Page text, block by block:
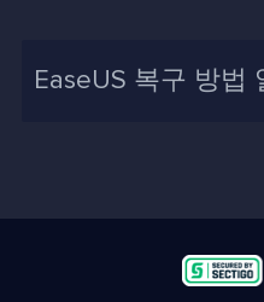
신제품 New
화면 녹화 팁
인사이트 보고서
제휴 문의